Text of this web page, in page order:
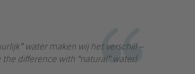
water maken wij het verschil! –
the difference with “natural” water!